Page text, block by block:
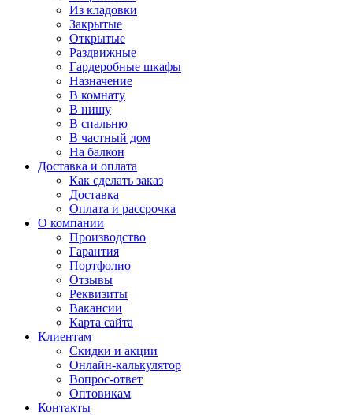
Из кладовки
Закрытые
Открытые
Раздвижные
Гардеробные шкафы
Назначение
В комнату
В нишу
В спальню
В частный дом
На балкон
Доставка и оплата
Как сделать заказ
Доставка
Оплата и рассрочка
О компании
Производство
Гарантия
Портфолио
Отзывы
Реквизиты
Вакансии
Карта сайта
Клиентам
Скидки и акции
Онлайн-калькулятор
Вопрос-ответ
Оптовикам
Контакты